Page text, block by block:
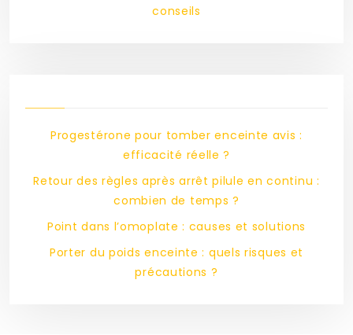
conseils
Progestérone pour tomber enceinte avis :
efficacité réelle ?
Retour des règles après arrêt pilule en continu :
combien de temps ?
Point dans l’omoplate : causes et solutions
Porter du poids enceinte : quels risques et
précautions ?